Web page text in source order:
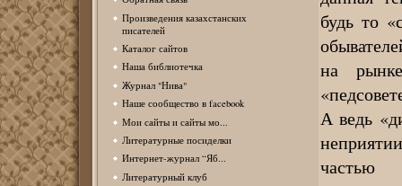
Произведения казахстанских
писателей
Каталог сайтов
Наша библиотечка
Журнал "Нива"
Наше сообщество в facebook
Мои сайты и сайты мо...
Литературные посиделки
Интернет-журнал “Яб...
Литературный клуб
будь то
на
А ведь
частью